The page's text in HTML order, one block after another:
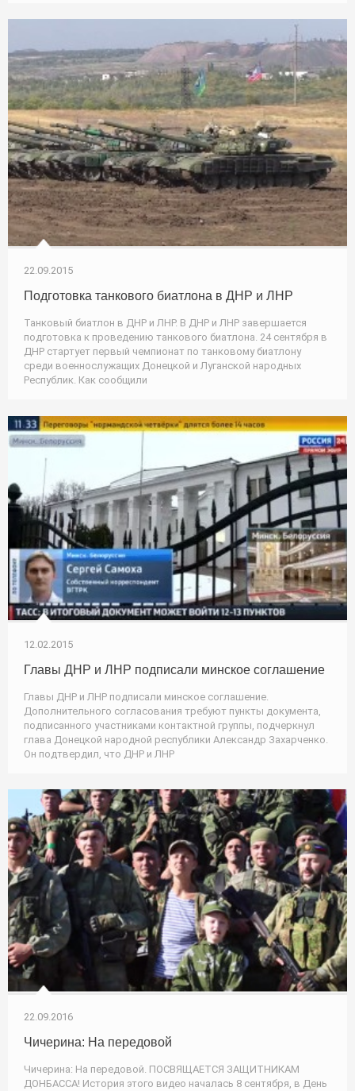
22.09.2015
Подготовка танкового биатлона в ДНР и ЛНР
Танковый биатлон в ДНР и ЛНР. В ДНР и ЛНР завершается
подготовка к проведению танкового биатлона. 24 сентября в
ДНР стартует первый чемпионат по танковому биатлону
среди военнослужащих Донецкой и Луганской народных
Республик. Как сообщили
12.02.2015
Главы ДНР и ЛНР подписали минское соглашение
Главы ДНР и ЛНР подписали минское соглашение.
Дополнительного согласования требуют пункты документа,
подписанного участниками контактной группы, подчеркнул
глава Донецкой народной республики Александр Захарченко.
Он подтвердил, что ДНР и ЛНР
22.09.2016
Чичерина: На передовой
Чичерина: На передовой. ПОСВЯЩАЕТСЯ ЗАЩИТНИКАМ
ДОНБАССА! История этого видео началась 8 сентября, в День